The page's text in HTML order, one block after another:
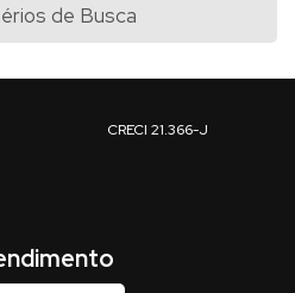
de Busca